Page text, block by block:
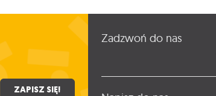
ZAPISZ SIĘ!
Zadzwoń do nas